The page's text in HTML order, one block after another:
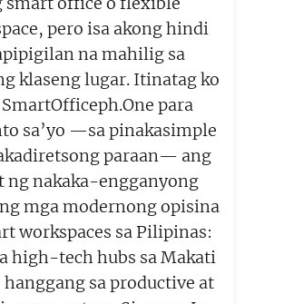
pero isa akong hindi
na mahilig sa
klaseng lugar. Itinatag ko
para
sa’yo —sa pinakasimple
paraan— ang
ng nakaka-engganyong
mga modernong opisina
workspaces sa Pilipinas:
high-tech hubs sa Makati
hanggang sa productive at